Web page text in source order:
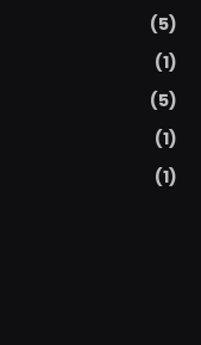
(5)
(1)
(5)
(1)
(1)